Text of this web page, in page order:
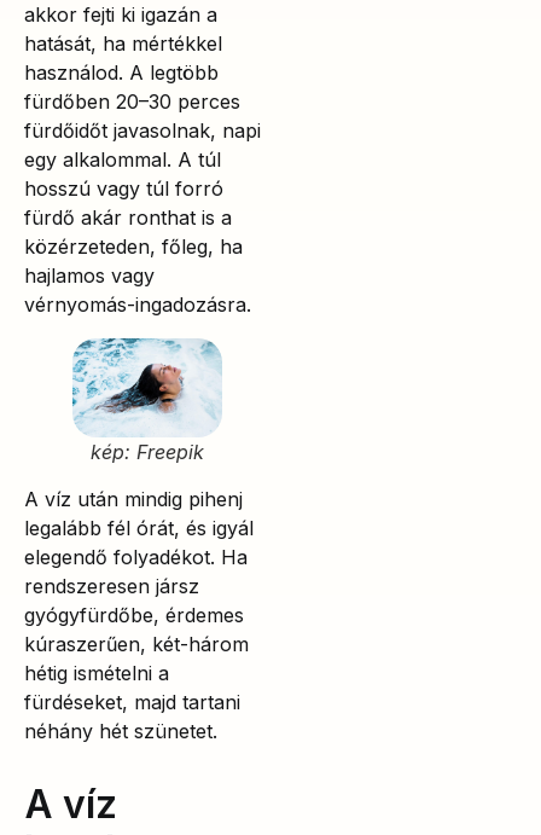
akkor fejti ki igazán a
hatását, ha mértékkel
használod. A legtöbb
fürdőben 20–30 perces
fürdőidőt javasolnak, napi
egy alkalommal. A túl
hosszú vagy túl forró
fürdő akár ronthat is a
közérzeteden, főleg, ha
hajlamos vagy
vérnyomás-ingadozásra.
kép: Freepik
A víz után mindig pihenj
legalább fél órát, és igyál
elegendő folyadékot. Ha
rendszeresen jársz
gyógyfürdőbe, érdemes
kúraszerűen, két-három
hétig ismételni a
fürdéseket, majd tartani
néhány hét szünetet.
A víz